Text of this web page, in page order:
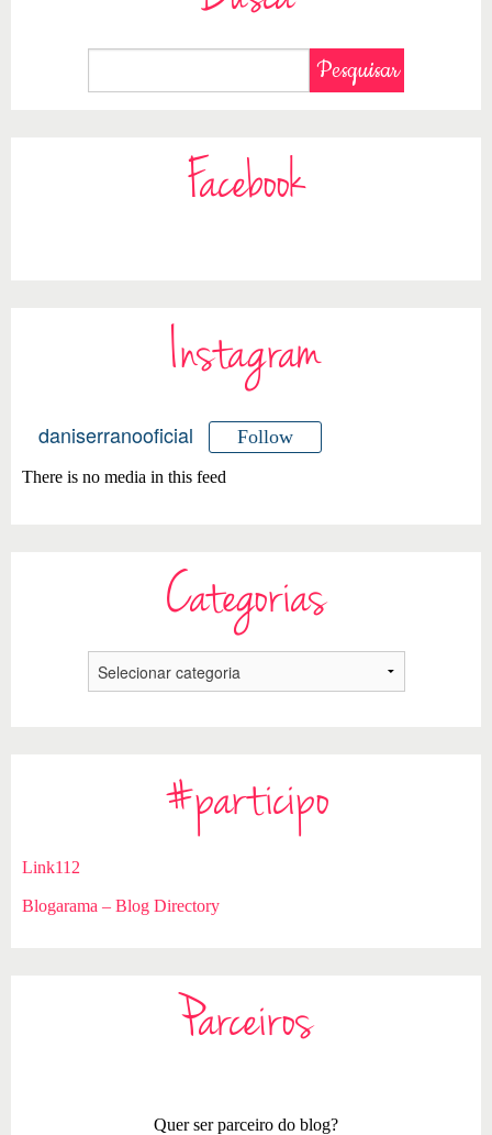
Facebook
Instagram
daniserranooficial Follow
There is no media in this feed
Categorias
#participo
Link112
Blogarama – Blog Directory
Parceiros
Quer ser parceiro do blog?